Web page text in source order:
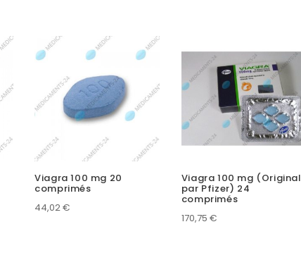
Viagra 100 mg 20
comprimés
44,02€
Viagra 100 mg (Original
par Pfizer) 24
comprimés
170,75 €